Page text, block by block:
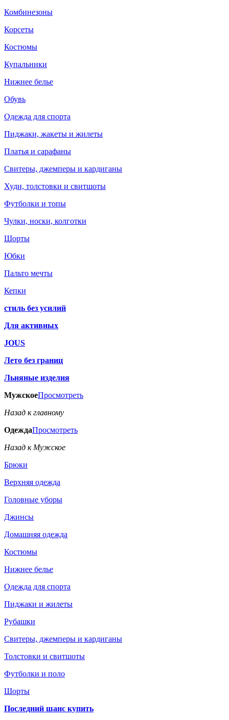
Комбинезоны
Корсеты
Костюмы
Купальники
Нижнее белье
Обувь
Одежда для спорта
Пиджаки, жакеты и жилеты
Платья и сарафаны
Свитеры, джемперы и кардиганы
Худи, толстовки и свитшоты
Футболки и топы
Чулки, носки, колготки
Шорты
Юбки
Пальто мечты
Кепки
стиль без усилий
Для активных
JOUS
Лето без границ
Льняные изделия
МужскоеПросмотреть
Назад к главному
ОдеждаПросмотреть
Назад к Мужское
Брюки
Верхняя одежда
Головные уборы
Джинсы
Домашняя одежда
Костюмы
Нижнее белье
Одежда для спорта
Пиджаки и жилеты
Рубашки
Свитеры, джемперы и кардиганы
Толстовки и свитшоты
Футболки и поло
Шорты
Последний шанс купить